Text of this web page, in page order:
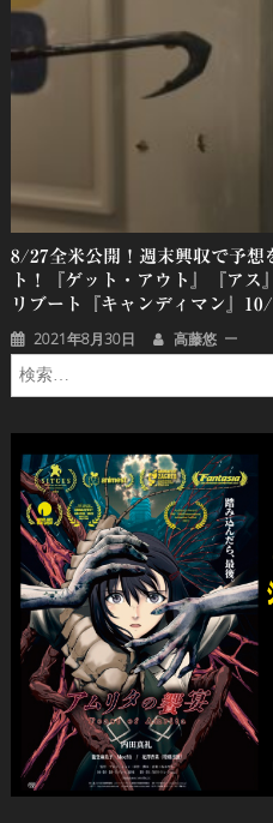
8/27全米公開！週末興収で予想
ト！『ゲット・アウト』『アス
リブート『キャンディマン』10/
2021年8月30日 高藤悠